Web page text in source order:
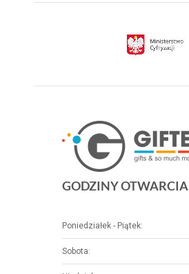
GODZINY OTWARCIA
Poniedziałek - Piątek:
Sobota: